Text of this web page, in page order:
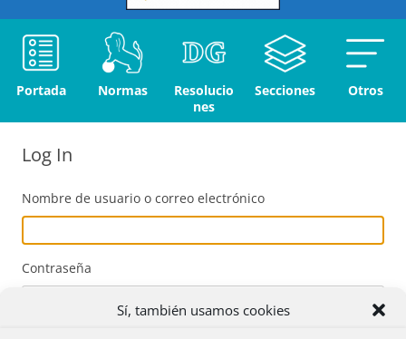
Sí, también usamos cookies
Portada Normas
Resolucio
nes
Secciones Otros
Log In
Nombre de usuario o correo electrónico
Contraseña